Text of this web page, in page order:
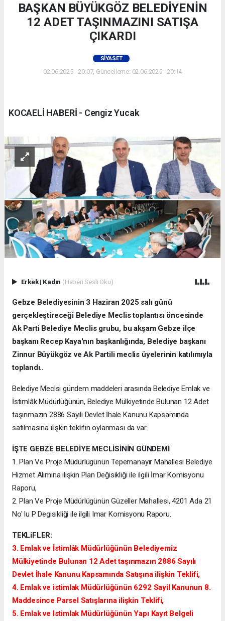
BAŞKAN BÜYÜKGÖZ BELEDİYENİN
12 ADET TAŞINMAZINI SATIŞA
ÇIKARDI
SIYASET
02.06.2025 - 20:07, Güncelleme: 02.06.2025 - 20:14
KOCAELİ HABERİ - Cengiz Yucak
Erkek| Kadın (Haberi Sesli Oku)
Gebze Belediyesinin 3 Haziran 2025 salı günü
gerçekleştireceği Belediye Meclis toplantısı öncesinde
Ak Parti Belediye Meclis grubu, bu akşam Gebze ilçe
başkanı Recep Kaya'nın başkanlığında, Belediye başkanı
Zinnur Büyükgöz ve Ak Partili meclis üyelerinin katılımıyla
toplandı..
Belediye Meclsi gündem maddeleri arasında Belediye Emlak ve
İstimlâk Müdürlüğünün, Belediye Mülkiyetinde Bulunan 12 Adet
taşınmazın 2886 Sayılı Devlet İhale Kanunu Kapsamında
satılmasına ilişkin teklifin oylanması da var..
İŞTE GEBZE BELEDİYE MECLİSİNİN GÜNDEMİ
1. Plan Ve Proje Müdürlügünün Tepemanayır Mahallesi Belediye
Hizmet Alımına ilişkin Plan Değisikliği ile ilgili İmar Komisyonu
Raporu,
2. Plan Ve Proje Müdürlügünün Güzeller Mahallesi, 4201 Ada 21
No' lu P Degisikliği ile ilgili Imar Komisyonu Raporu.
TEKLiFLER:
3. Emlak ve İstimlâk Müdürlüğünün Belediyemiz
Mülkiyetinde Bulunan 12 Adet taşınmazın 2886 Sayılı
Devlet İhale Kanunu Kapsamında Satışına ilişkin Teklifi,
4. Emlak ve istimlak Müdürlüğünün 6292 Sayil Kanunun 8.
Maddesince Parsel Satışlarına ilişkin Teklifi,
5. Emlak ve Istimlak Müdürlüğünün Yapı Kayıt Belgeli